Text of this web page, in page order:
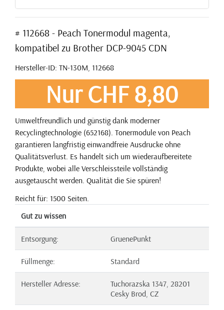
# 112668 - Peach Tonermodul magenta,
kompatibel zu Brother DCP-9045 CDN
Hersteller-ID: TN-130M, 112668
Nur CHF 8,80
Umweltfreundlich und günstig dank moderner
Recyclingtechnologie (652168). Tonermodule von Peach
garantieren langfristig einwandfreie Ausdrucke ohne
Qualitätsverlust. Es handelt sich um wiederaufbereitete
Produkte, wobei alle Verschleissteile vollständig
ausgetauscht werden. Qualität die Sie spüren!
Reicht für: 1500 Seiten.
Gut zu wissen
Entsorgung: GruenePunkt
Füllmenge: Standard
Hersteller Adresse:
Tuchorazska 1347, 28201
Cesky Brod, CZ